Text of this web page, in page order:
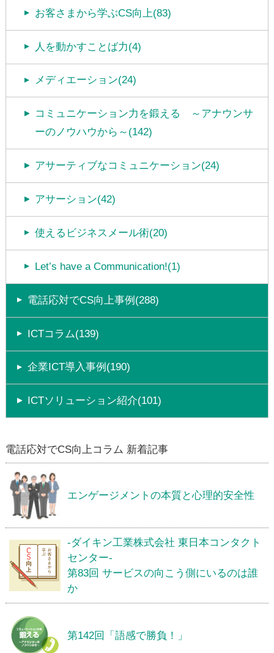
お客さまから学ぶCS向上(83)
人を動かすことば力(4)
メディエーション(24)
コミュニケーション力を鍛える ～アナウンサ
ーのノウハウから～(142)
アサーティブなコミュニケーション(24)
アサーション(42)
使えるビジネスメール術(20)
Let’s have a Communication!(1)
電話応対でCS向上事例(288)
ICTコラム(139)
企業ICT導入事例(190)
ICTソリューション紹介(101)
電話応対でCS向上コラム 新着記事
エンゲージメントの本質と心理的安全性
-ダイキン工業株式会社 東日本コンタクト
センター-
第83回 サービスの向こう側にいるのは誰
か
第142回「語感で勝負！」